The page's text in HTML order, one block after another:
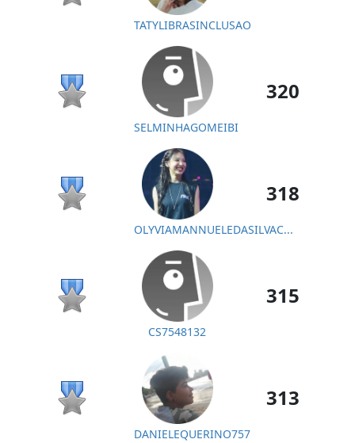
TATYLIBRASINCLUSAO
SELMINHAGOMEIBI
320
OLYVIAMANNUELEDASILVAC...
318
CS7548132
315
DANIELEQUERINO757
313